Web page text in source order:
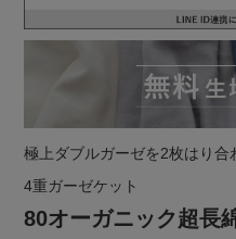
極上ダブルガーゼを2枚はり
4重ガーゼケット
80オーガニック超長